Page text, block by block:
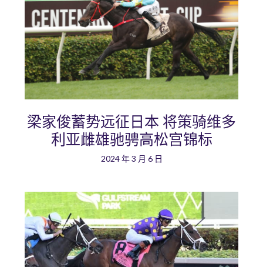
梁家俊蓄势远征日本 将策骑维多
利亚雌雄驰骋高松宫锦标
2024 年 3 月 6 日